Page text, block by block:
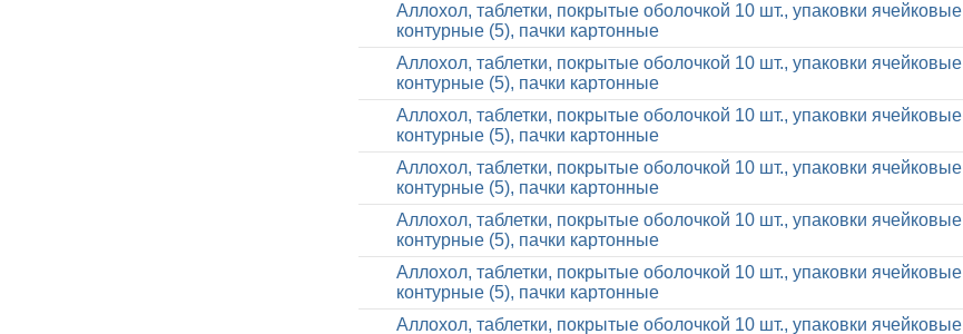
Аллохол, таблетки, покрытые оболочкой 10 шт., упаковки ячейковые
контурные (5), пачки картонные
Аллохол, таблетки, покрытые оболочкой 10 шт., упаковки ячейковые
контурные (5), пачки картонные
Аллохол, таблетки, покрытые оболочкой 10 шт., упаковки ячейковые
контурные (5), пачки картонные
Аллохол, таблетки, покрытые оболочкой 10 шт., упаковки ячейковые
контурные (5), пачки картонные
Аллохол, таблетки, покрытые оболочкой 10 шт., упаковки ячейковые
контурные (5), пачки картонные
Аллохол, таблетки, покрытые оболочкой 10 шт., упаковки ячейковые
контурные (5), пачки картонные
Аллохол, таблетки, покрытые оболочкой 10 шт., упаковки ячейковые